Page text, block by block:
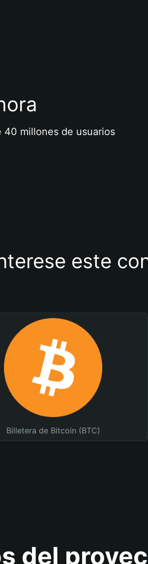
40 millones de usuarios
este
Billetera de Bitcoin (BTC)
del